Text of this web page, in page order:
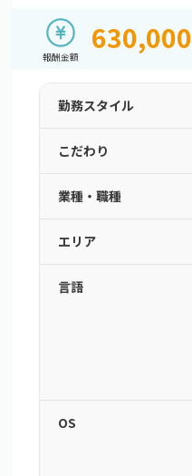
報酬金額
630,000
勤務スタイル
こだわり
業種・職種
エリア
言語
OS